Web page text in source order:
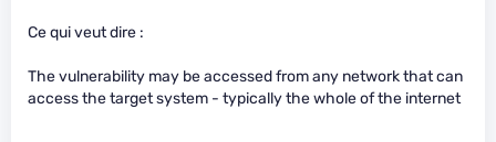
Ce qui veut dire :
The vulnerability may be accessed from any network that can
access the target system - typically the whole of the internet